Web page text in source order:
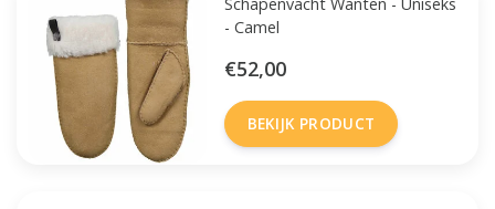
- Camel
€52,00
BEKIJK PRODUCT